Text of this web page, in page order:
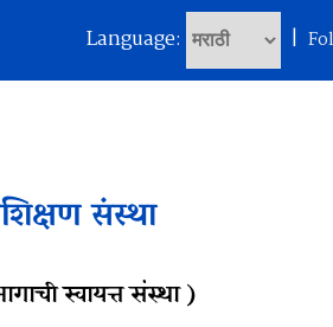
Language: |
संस्था
स्वायत्त संस्था )